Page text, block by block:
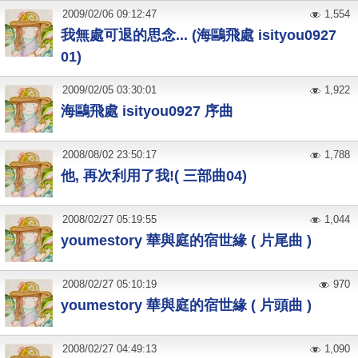
我無處可退的思念... (海鷗飛處 isityou0927
01)
2009/02/06 09:12:47 1,554
海鷗飛處 isityou0927 序曲
2009/02/05 03:30:01 1,922
他, 再次利用了我!( 三部曲04)
2008/08/02 23:50:17 1,788
youmestory 華與庭的宿世緣 ( 片尾曲 )
2008/02/27 05:19:55 1,044
youmestory 華與庭的宿世緣 ( 片頭曲 )
2008/02/27 05:10:19 970
2008/02/27 04:49:13 1,090